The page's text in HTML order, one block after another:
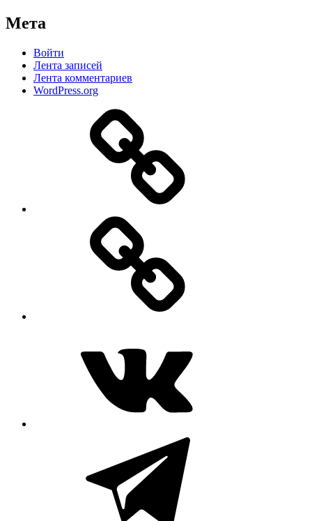
Мета
Войти
Лента записей
Лента комментариев
WordPress.org